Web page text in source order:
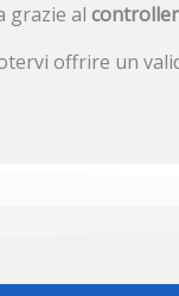
grazie al controller
offrire un